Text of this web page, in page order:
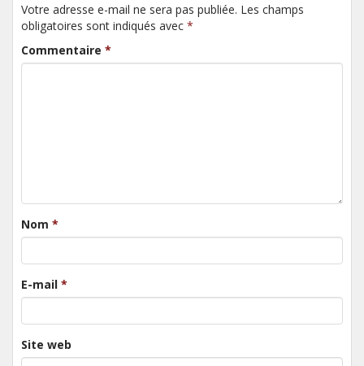
Votre adresse e-mail ne sera pas publiée. Les champs
obligatoires sont indiqués avec *
Commentaire *
Nom *
E-mail *
Site web